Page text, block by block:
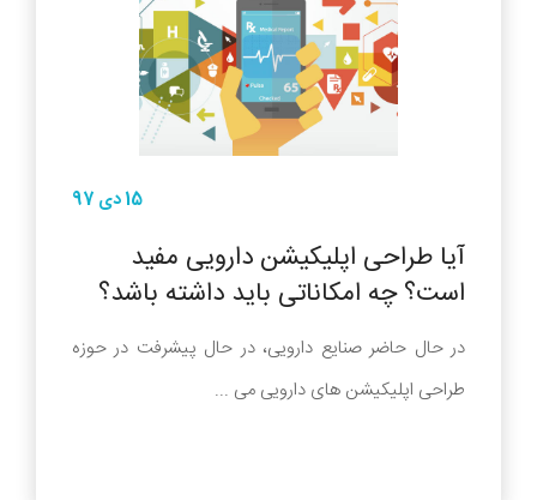
15 دی 97
آیا طراحی اپلیکیشن دارویی مفید
است؟ چه امکاناتی باید داشته باشد؟
در حال حاضر صنایع دارویی، در حال پیشرفت در حوزه
طراحی اپلیکیشن های دارویی می ...